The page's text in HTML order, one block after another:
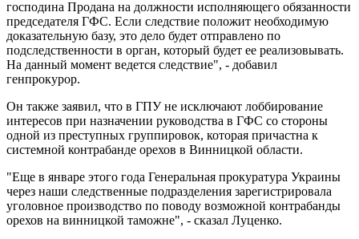
господина Продана на должности исполняющего обязанности
председателя ГФС. Если следствие положит необходимую
доказательную базу, это дело будет отправлено ​​по
подследственности в орган, который будет ее реализовывать.
На данный момент ведется следствие", - добавил
генпрокурор.
Он также заявил, что в ГПУ не исключают лоббирование
интересов при назначении руководства в ГФС со стороны
одной из преступных группировок, которая причастна к
системной контрабанде орехов в Винницкой области.
"Еще в январе этого года Генеральная прокуратура Украины
через наши следственные подразделения зарегистрировала
уголовное производство по поводу возможной контрабанды
орехов на винницкой таможне", - сказал Луценко.